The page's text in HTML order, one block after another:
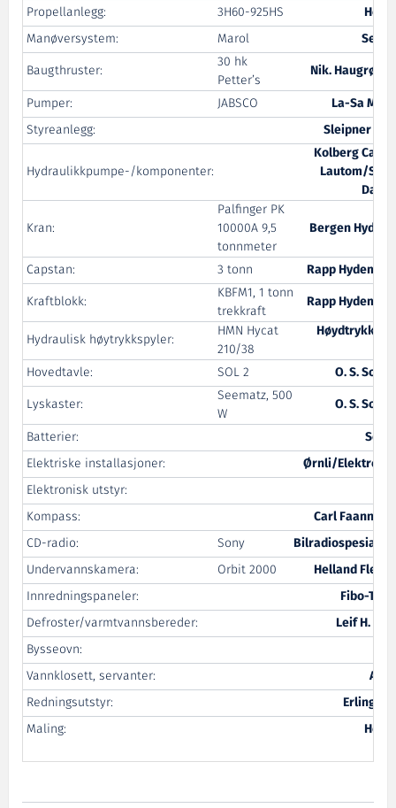
Propellanlegg:
3H60-925HS
Manøversystem:
Marol
Sea-
Baugthruster:
30 hk
Petter’s
Nik.
Pumper:
JABSCO
La-Sa
Styreanlegg:
Sleipner
Hydraulikkpumpe-/komponenter:
Kolberg
Lautom/
Kran:
Palfinger PK
10000A 9,5
tonnmeter
Bergen
Capstan: 3 tonn
Rapp Hydema
Kraftblokk:
KBFM1, 1 tonn
trekkraft
Rapp Hydema
Hydraulisk høytrykkspyler:
HMN Hycat
210/38
Høydtrykk
Hovedtavle:
SOL 2
O. S.
Lyskaster:
Seematz, 500
W
O. S.
Batterier:
Elektriske installasjoner:
Ørnli/
Elektronisk utstyr:
Kompass:
Carl
CD-radio:
Sony
Undervannskamera:
Orbit 2000
Helland
Innredningspaneler:
Fibo-
Defroster/varmtvannsbereder:
Leif H.
Bysseovn:
Vannklosett, servanter:
Redningsutstyr:
Erling
Maling: